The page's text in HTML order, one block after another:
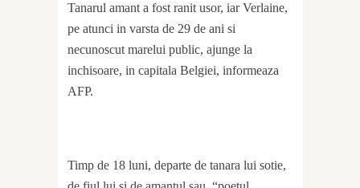
Tanarul amant a fost ranit usor, iar Verlaine,
pe atunci in varsta de 29 de ani si
necunoscut marelui public, ajunge la
inchisoare, in capitala Belgiei, informeaza
AFP.
Timp de 18 luni, departe de tanara lui sotie,